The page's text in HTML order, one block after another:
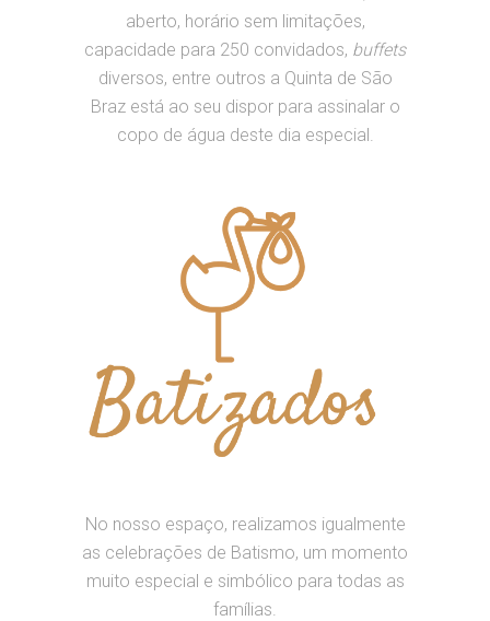
aberto, horário sem limitações,
capacidade para 250 convidados, buffets
diversos, entre outros a Quinta de São
Braz está ao seu dispor para assinalar o
copo de água deste dia especial.
No nosso espaço, realizamos igualmente
as celebrações de Batismo, um momento
muito especial e simbólico para todas as
famílias.